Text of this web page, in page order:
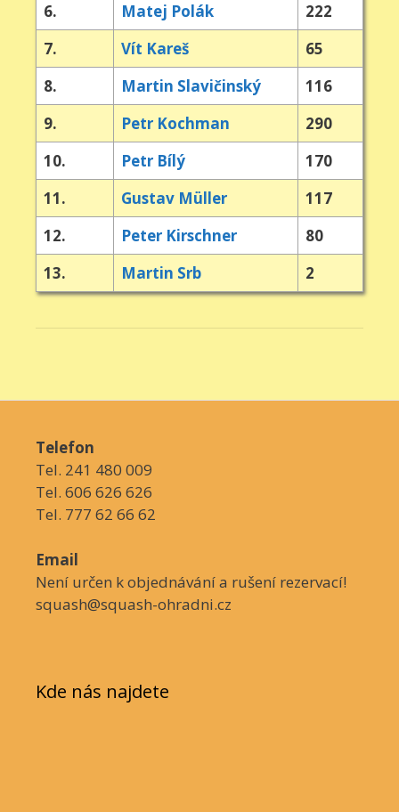
6.
Matej Polák
222
7.
Vít Kareš
65
8.
Martin Slavičinský
116
9.
Petr Kochman
290
10.
Petr Bílý
170
11.
Gustav Müller
117
12.
Peter Kirschner
80
13.
Martin Srb 2
Telefon
Tel. 241 480 009
Tel. 606 626 626
Tel. 777 62 66 62
Email
Není určen k objednávání a rušení rezervací!
squash@squash-ohradni.cz
Kde nás najdete